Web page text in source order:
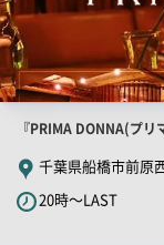
店
舗
PR
キ
『PRIMA DONNA(プ
千葉県船橋市前原
20時～LAST